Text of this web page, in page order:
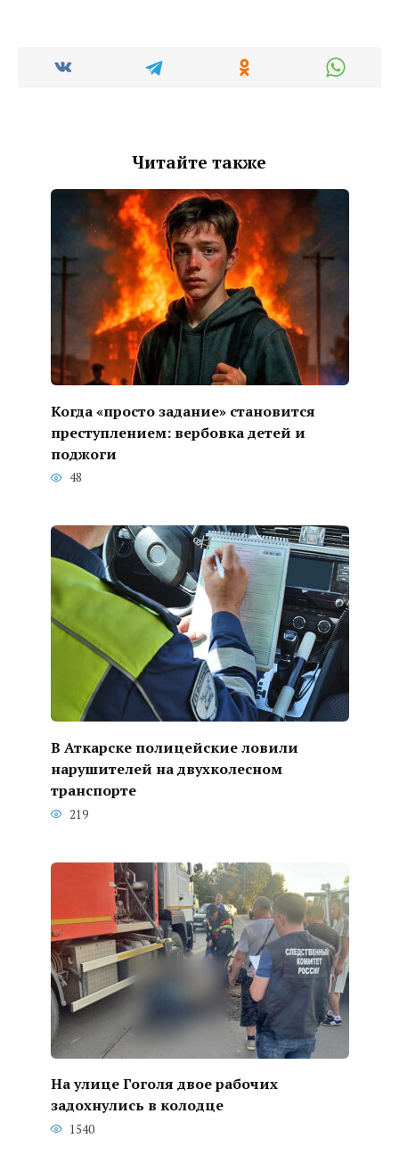
Читайте также
Когда «просто задание» становится
преступлением: вербовка детей и
поджоги
48
В Аткарске полицейские ловили
нарушителей на двухколесном
транспорте
219
На улице Гоголя двое рабочих
задохнулись в колодце
1540